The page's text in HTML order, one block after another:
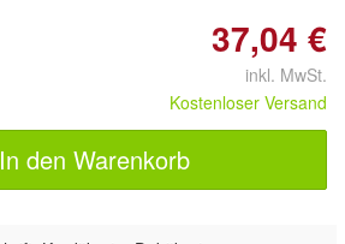
37,04 €
inkl. MwSt.
Kostenloser Versand
In den Warenkorb